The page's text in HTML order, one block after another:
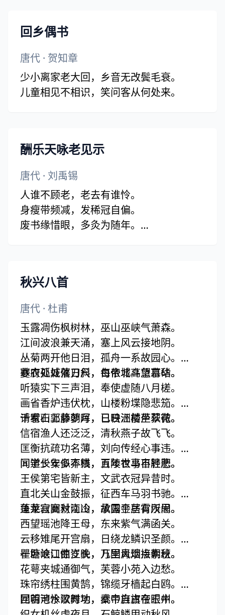
回乡偶书
唐代 · 贺知章
少小离家老大回，乡音无改鬓毛衰。
儿童相见不相识，笑问客从何处来。
酬乐天咏老见示
唐代 · 刘禹锡
人谁不顾老，老去有谁怜。
身瘦带频减，发稀冠自偏。
废书缘惜眼，多灸为随年。
秋兴八首
唐代 · 杜甫
玉露凋伤枫树林，巫山巫峡气萧森。
江间波浪兼天涌，塞上风云接地阴。
丛菊两开他日泪，孤舟一系故园心。
寒衣处处催刀尺，白帝城高急暮砧。
夔府孤城落日斜，每依北斗望京华。
听猿实下三声泪，奉使虚随八月槎。
画省香炉违伏枕，山楼粉堞隐悲笳。
请看石上藤萝月，已映洲前芦荻花。
千家山郭静朝晖，日日江楼坐翠微。
信宿渔人还泛泛，清秋燕子故飞飞。
匡衡抗疏功名薄，刘向传经心事违。
同学少年多不贱，五陵衣马自轻肥。
闻道长安似弈棋，百年世事不胜悲。
王侯第宅皆新主，文武衣冠异昔时。
直北关山金鼓振，征西车马羽书驰。
鱼龙寂寞秋江冷，故国平居有所思。
蓬莱宫阙对南山，承露金茎霄汉间。
西望瑶池降王母，东来紫气满函关。
云移雉尾开宫扇，日绕龙鳞识圣颜。
一卧沧江惊岁晚，几回青琐点朝班。
瞿塘峡口曲江头，万里风烟接素秋。
花萼夹城通御气，芙蓉小苑入边愁。
珠帘绣柱围黄鹄，锦缆牙樯起白鸥。
回首可怜歌舞地，秦中自古帝王州。
昆明池水汉时功，武帝旌旗在眼中。